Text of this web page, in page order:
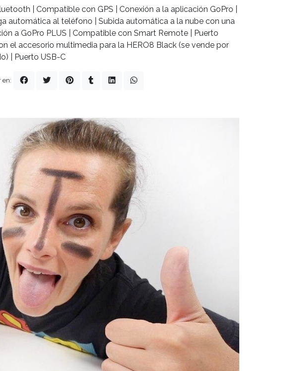
| Compatible con GPS | Conexión a la aplicación GoPro |
automática al teléfono | Subida automática a la nube con una
a GoPro PLUS | Compatible con Smart Remote | Puerto
el accesorio multimedia para la HERO8 Black (se vende por
| Puerto USB-C
en: